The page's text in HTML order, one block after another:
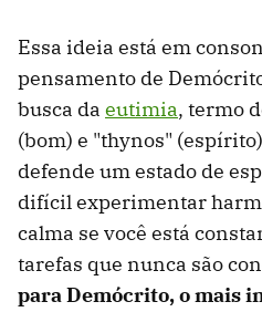
Essa ideia está em
pensamento de
busca da eutimia, termo
(bom) e "thynos"
defende um estado de
difícil experimentar
calma se você está
tarefas que nunca são
para Demócrito, o mais